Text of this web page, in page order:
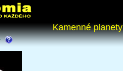
Kamenné planety